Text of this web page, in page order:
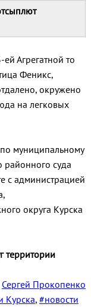
Агрегатной то
Феникс,
окружено
на легковых
муниципальному
суда
с администрацией
округа Курска
территории
Сергей Прокопенко
Курска, #новости